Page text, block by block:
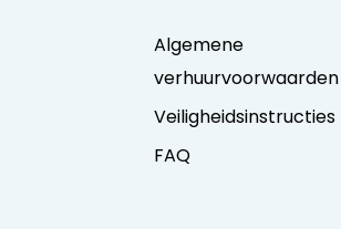
Algemene
verhuurvoorwaarden
Veiligheidsinstructies
FAQ